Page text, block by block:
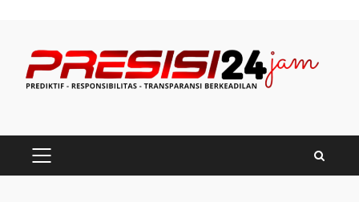
content
PRIMARY
MENU